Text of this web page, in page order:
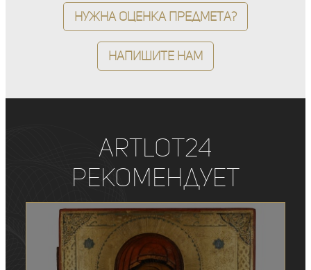
Нужна оценка предмета?
Напишите нам
ArtLot24
рекомендует